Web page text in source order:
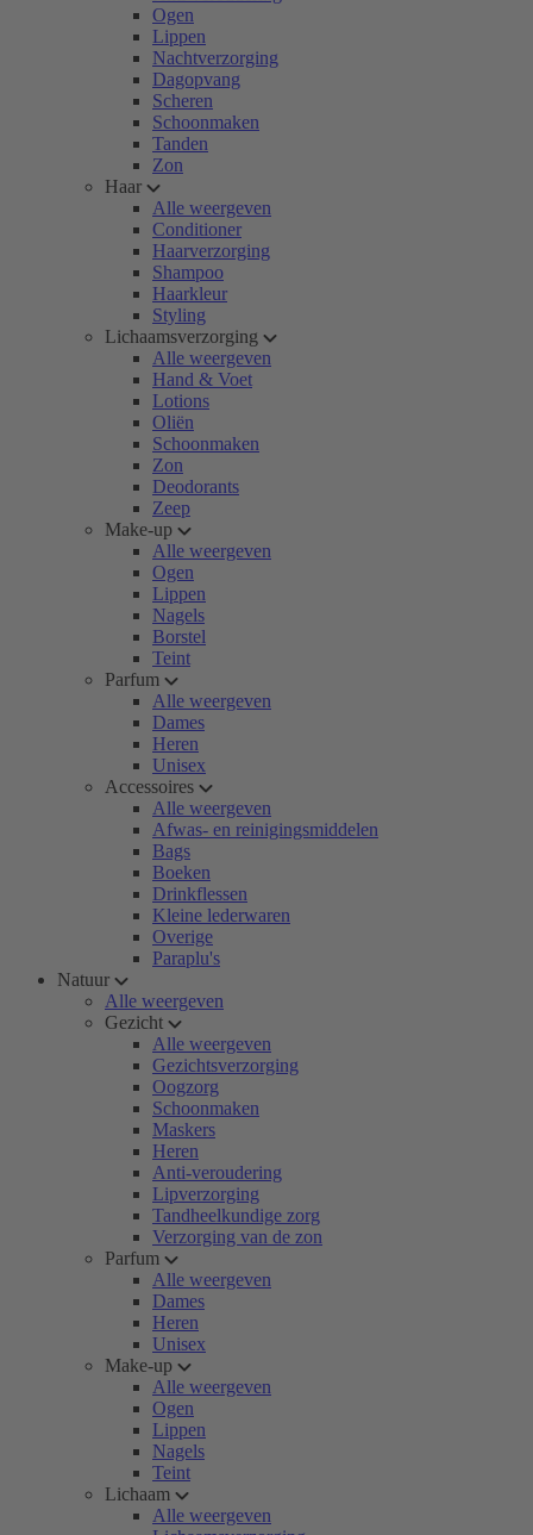
Ogen
Lippen
Nachtverzorging
Dagopvang
Scheren
Schoonmaken
Tanden
Zon
Haar
Alle weergeven
Conditioner
Haarverzorging
Shampoo
Haarkleur
Styling
Lichaamsverzorging
Alle weergeven
Hand & Voet
Lotions
Oliën
Schoonmaken
Zon
Deodorants
Zeep
Make-up
Alle weergeven
Ogen
Lippen
Nagels
Borstel
Teint
Parfum
Alle weergeven
Dames
Heren
Unisex
Accessoires
Alle weergeven
Afwas- en reinigingsmiddelen
Bags
Boeken
Drinkflessen
Kleine lederwaren
Overige
Paraplu's
Natuur
Alle weergeven
Gezicht
Alle weergeven
Gezichtsverzorging
Oogzorg
Schoonmaken
Maskers
Heren
Anti-veroudering
Lipverzorging
Tandheelkundige zorg
Verzorging van de zon
Parfum
Alle weergeven
Dames
Heren
Unisex
Make-up
Alle weergeven
Ogen
Lippen
Nagels
Teint
Lichaam
Alle weergeven